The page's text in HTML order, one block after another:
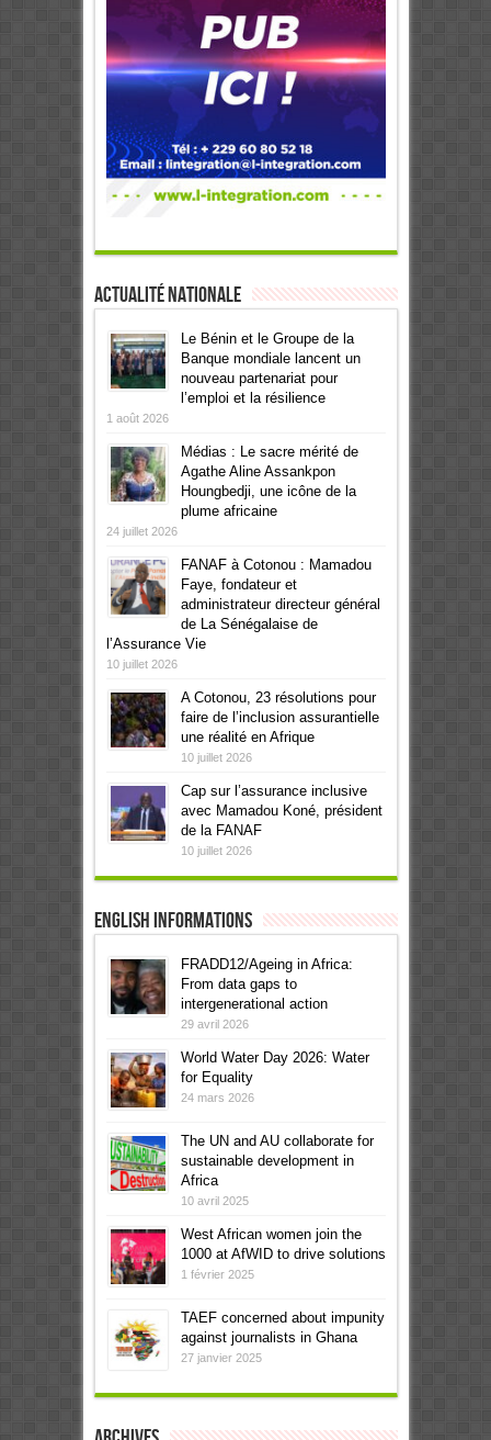
Actualité Nationale
Le Bénin et le Groupe de la
Banque mondiale lancent un
nouveau partenariat pour
l’emploi et la résilience
1 août 2026
Médias : Le sacre mérité de
Agathe Aline Assankpon
Houngbedji, une icône de la
plume africaine
24 juillet 2026
FANAF à Cotonou : Mamadou
Faye, fondateur et
administrateur directeur général
de La Sénégalaise de
l’Assurance Vie
10 juillet 2026
A Cotonou, 23 résolutions pour
faire de l’inclusion assurantielle
une réalité en Afrique
10 juillet 2026
Cap sur l’assurance inclusive
avec Mamadou Koné, président
de la FANAF
10 juillet 2026
English informations
FRADD12/Ageing in Africa:
From data gaps to
intergenerational action
29 avril 2026
World Water Day 2026: Water
for Equality
24 mars 2026
The UN and AU collaborate for
sustainable development in
Africa
10 avril 2025
West African women join the
1000 at AfWID to drive solutions
1 février 2025
TAEF concerned about impunity
against journalists in Ghana
27 janvier 2025